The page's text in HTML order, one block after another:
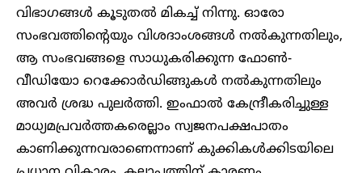
വിഭാഗങ്ങൾ കൂടുതൽ മികച്ച് നിന്നു. ഓരോ
സംഭവത്തിന്റെയും വിശദാംശങ്ങൾ നൽകുന്നതിലും,
ആ സംഭവങ്ങളെ സാധുകരിക്കുന്ന ഫോൺ-
വീഡിയോ റെക്കോർഡിങ്ങുകൾ നൽകുന്നതിലും
അവർ ശ്രദ്ധ പുലർത്തി. ഇംഫാൽ കേന്ദ്രീകരിച്ചുള്ള
മാധ്യമപ്രവർത്തകരെല്ലാം സ്വജനപക്ഷപാതം
കാണിക്കുന്നവരാണെന്നാണ് കുക്കികൾക്കിടയിലെ